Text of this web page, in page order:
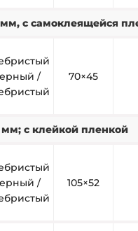
мм, с самоклеящейся
/
70×45
мм; с клейкой пленкой
/
105×52